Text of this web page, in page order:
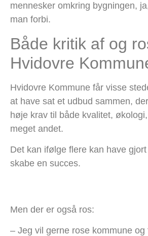
mennesker omkring bygningen,
man forbi.
Både kritik af og
Hvidovre
Hvidovre Kommune får visse
at have sat et udbud sammen,
høje krav til både kvalitet,
meget andet.
Det kan ifølge flere kan have
skabe en succes.
Men der er også ros:
– Jeg vil gerne rose kommune